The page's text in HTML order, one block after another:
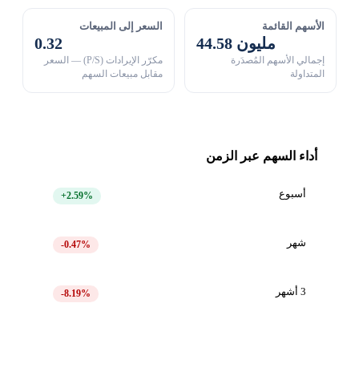
الأسهم القائمة
44.58 مليون
إجمالي الأسهم المُصدَرة
المتداولة
السعر إلى المبيعات
0.32
مكرّر الإيرادات (P/S) — السعر
مقابل مبيعات السهم
أداء السهم عبر الزمن
أسبوع +2.59%
شهر -0.47%
3 أشهر -8.19%